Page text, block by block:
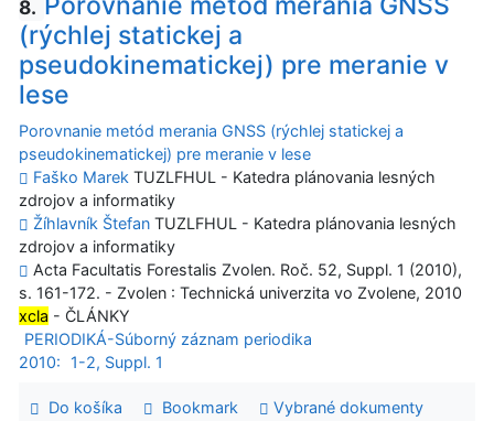
8.
(rýchlej statickej a
pseudokinematickej) pre meranie v
lese
Porovnanie metód merania GNSS (rýchlej statickej a
pseudokinematickej) pre meranie v lese
Faško Marek TUZLFHUL - Katedra plánovania lesných
zdrojov a informatiky
Žíhlavník Štefan TUZLFHUL - Katedra plánovania lesných
zdrojov a informatiky
Acta Facultatis Forestalis Zvolen. Roč. 52, Suppl. 1 (2010),
s. 161-172. - Zvolen : Technická univerzita vo Zvolene, 2010
xcla - ČLÁNKY
PERIODIKÁ-Súborný záznam periodika
2010:
1-2, Suppl. 1
Do košíka Bookmark Vybrané dokumenty